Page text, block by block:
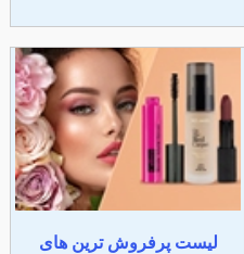
لیست پرفروش ترین های